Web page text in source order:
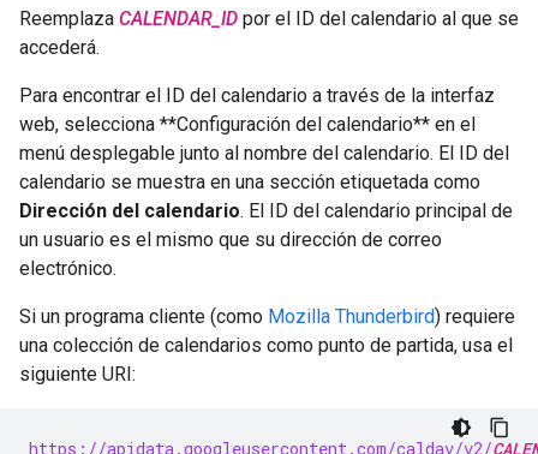
Reemplaza CALENDAR_ID por el ID del calendario al que se
accederá.
Para encontrar el ID del calendario a través de la interfaz
web, selecciona **Configuración del calendario** en el
menú desplegable junto al nombre del calendario. El ID del
calendario se muestra en una sección etiquetada como
Dirección del calendario. El ID del calendario principal de
un usuario es el mismo que su dirección de correo
electrónico.
Si un programa cliente (como Mozilla Thunderbird) requiere
una colección de calendarios como punto de partida, usa el
siguiente URI:
https://apidata.googleusercontent.com/caldav/v2/